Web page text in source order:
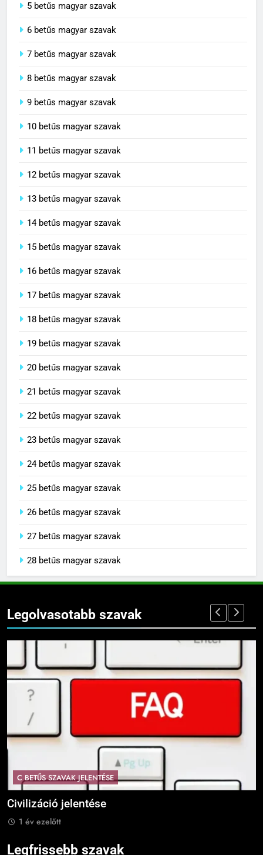
5 betűs magyar szavak
6 betűs magyar szavak
7 betűs magyar szavak
8 betűs magyar szavak
9 betűs magyar szavak
10 betűs magyar szavak
11 betűs magyar szavak
12 betűs magyar szavak
13 betűs magyar szavak
14 betűs magyar szavak
15 betűs magyar szavak
16 betűs magyar szavak
17 betűs magyar szavak
18 betűs magyar szavak
19 betűs magyar szavak
20 betűs magyar szavak
21 betűs magyar szavak
22 betűs magyar szavak
23 betűs magyar szavak
24 betűs magyar szavak
25 betűs magyar szavak
26 betűs magyar szavak
27 betűs magyar szavak
28 betűs magyar szavak
Legolvasotabb szavak
C BETŰS SZAVAK JELENTÉSE
Civilizáció jelentése
1 év ezelőtt
Legfrissebb szavak